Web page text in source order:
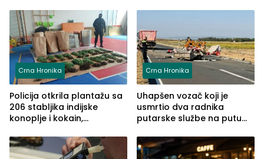
Crna Hronika
Policija otkrila plantažu sa
206 stabljika indijske
konoplje i kokain,
(FOTO)
Crna Hronika
Uhapšen vozač koji je
usmrtio dva radnika
putarske službe na putu
(FOTO)